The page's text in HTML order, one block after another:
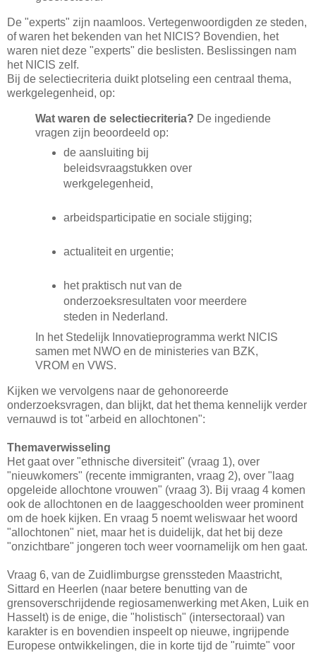
De "experts" zijn naamloos. Vertegenwoordigden ze steden,
of waren het bekenden van het NICIS? Bovendien, het
waren niet deze "experts" die beslisten. Beslissingen nam
het NICIS zelf.
Bij de selectiecriteria duikt plotseling een centraal thema,
werkgelegenheid, op:
Wat waren de selectiecriteria? De ingediende
vragen zijn beoordeeld op:
de aansluiting bij
beleidsvraagstukken over
werkgelegenheid,
arbeidsparticipatie en sociale stijging;
actualiteit en urgentie;
het praktisch nut van de
onderzoeksresultaten voor meerdere
steden in Nederland.
In het Stedelijk Innovatieprogramma werkt NICIS
samen met NWO en de ministeries van BZK,
VROM en VWS.
Kijken we vervolgens naar de gehonoreerde
onderzoeksvragen, dan blijkt, dat het thema kennelijk verder
vernauwd is tot "arbeid en allochtonen":
Themaverwisseling
Het gaat over "ethnische diversiteit" (vraag 1), over
"nieuwkomers" (recente immigranten, vraag 2), over "laag
opgeleide allochtone vrouwen" (vraag 3). Bij vraag 4 komen
ook de allochtonen en de laaggeschoolden weer prominent
om de hoek kijken. En vraag 5 noemt weliswaar het woord
"allochtonen" niet, maar het is duidelijk, dat het bij deze
"onzichtbare" jongeren toch weer voornamelijk om hen gaat.
Vraag 6, van de Zuidlimburgse grenssteden Maastricht,
Sittard en Heerlen (naar betere benutting van de
grensoverschrijdende regiosamenwerking met Aken, Luik en
Hasselt) is de enige, die "holistisch" (intersectoraal) van
karakter is en bovendien inspeelt op nieuwe, ingrijpende
Europese ontwikkelingen, die in korte tijd de "ruimte" voor